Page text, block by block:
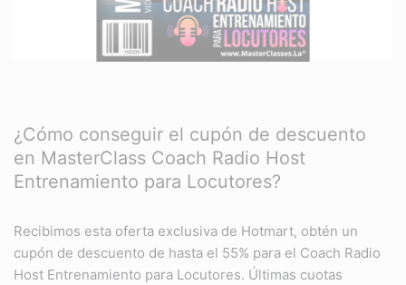
¿Cómo conseguir el cupón de descuento
en MasterClass Coach Radio Host
Entrenamiento para Locutores?
Recibimos esta oferta exclusiva de Hotmart, obtén un
cupón de descuento de hasta el 55% para el Coach Radio
Host Entrenamiento para Locutores. Últimas cuotas